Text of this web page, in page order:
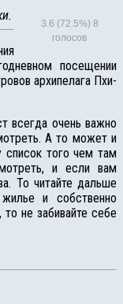
3.6 (72.5%) 8
голосов
посещении
архипелага Пхи-
всегда очень важно
А то может и
список того чем там
и если вам
То читайте дальше
и собственно
не забивайте себе